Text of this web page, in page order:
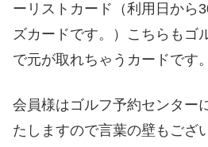
ーリストカード（利用日から
ズカードです。）こちらもゴ
で元が取れちゃうカードです。
会員様はゴルフ予約センター
たしますので言葉の壁もござ